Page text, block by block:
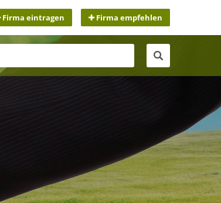
Firma eintragen Firma empfehlen